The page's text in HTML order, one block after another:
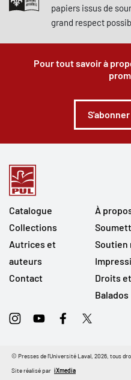
papiers issus de
grand respect
Pour tout savoir à
Catalogue
Collections
Autrices et
auteurs
Contact
À
Soutien
Droits
Balados
InstagramYoutubeFacebookTwitter
Site réalisé par iXmedia
© Presses de l'Université Laval, 2026, tous